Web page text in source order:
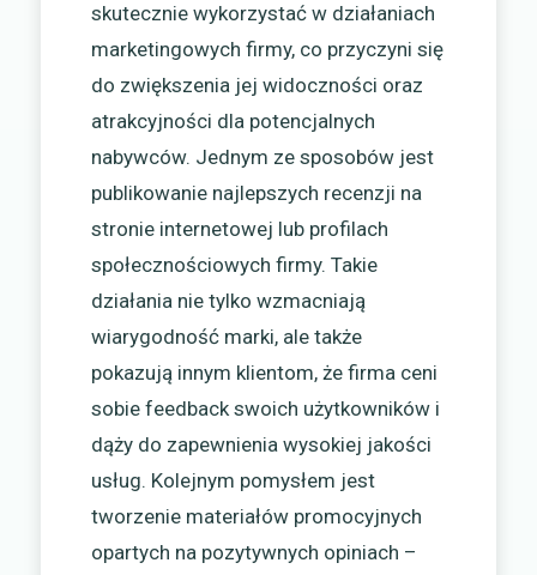
skutecznie wykorzystać w działaniach
marketingowych firmy, co przyczyni się
do zwiększenia jej widoczności oraz
atrakcyjności dla potencjalnych
nabywców. Jednym ze sposobów jest
publikowanie najlepszych recenzji na
stronie internetowej lub profilach
społecznościowych firmy. Takie
działania nie tylko wzmacniają
wiarygodność marki, ale także
pokazują innym klientom, że firma ceni
sobie feedback swoich użytkowników i
dąży do zapewnienia wysokiej jakości
usług. Kolejnym pomysłem jest
tworzenie materiałów promocyjnych
opartych na pozytywnych opiniach –